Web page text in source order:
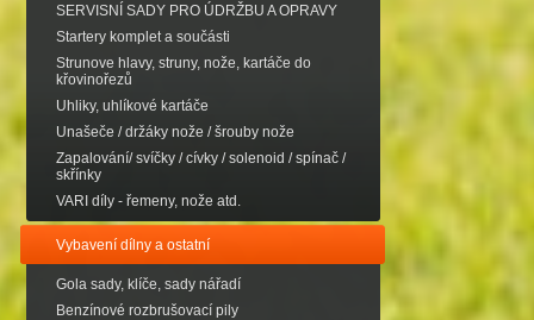
SERVISNÍ SADY PRO ÚDRŽBU A OPRAVY
Startery komplet a součásti
Strunove hlavy, struny, nože, kartáče do
křovinořezů
Uhliky, uhlíkové kartáče
Unašeče / držáky nože / šrouby nože
Zapalování/ svíčky / cívky / solenoid / spínač /
skřínky
VARI díly - řemeny, nože atd.
Vybavení dílny a ostatní
Gola sady, klíče, sady nářadí
Benzínové rozbrušovací pily